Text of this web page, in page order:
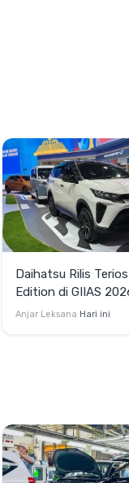
Daihatsu Rilis
Edition di GIIAS
Terbatas Rp264,35
Anjar Leksana Hari ini